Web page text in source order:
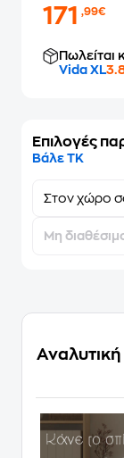
171,99€
Πωλείται
Vida XL
Επιλογές
Βάλε ΤΚ
Στον χώρο
Μη